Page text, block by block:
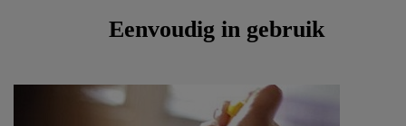
Eenvoudig in gebruik